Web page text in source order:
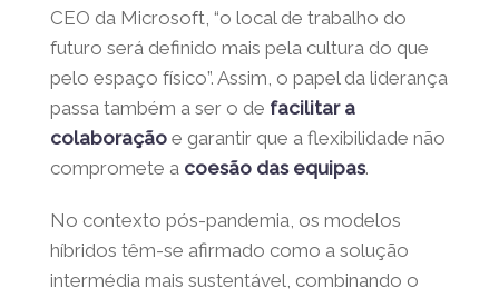
promovendo aconfiança, aautonomiae
acomunicação transparente. Como
afirmou Satya Nadella, CEO da Microsoft, “o
local de trabalho do futuro será definido
mais pela cultura do que pelo espaço físico”.
Assim, o papel da liderança passa também a
que a flexibilidade não compromete
acoesão das equipas.